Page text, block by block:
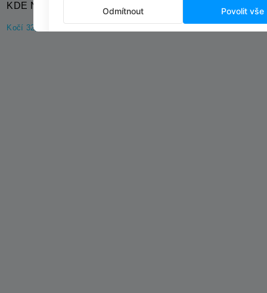
KDE NÁS NAJDETE?
Kočí 32, 538 61 Kočí